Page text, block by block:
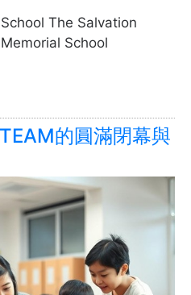
The Salvation
School
的圓滿閉幕與